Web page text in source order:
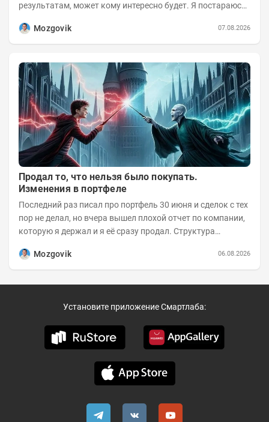
результатам, может кому интересно будет. Я постараюсь
Mozgovik
07.08.2026
Продал то, что нельзя было покупать.
Изменения в портфеле
Последний раз писал про портфель 30 июня и сделок с тех
пор не делал, но вчера вышел плохой отчет по компании,
которую я держал и я её сразу продал. Структура
Mozgovik
06.08.2026
Установите приложение Смартлаба: